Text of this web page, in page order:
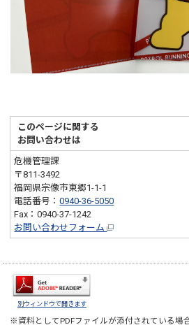
このページに関する
お問い合わせは
危機管理課
〒811-3492
福岡県宗像市東郷1-1-1
電話番号：0940-36-5050
Fax：0940-37-1242
お問い合わせフォーム
別ウィンドウで開きます
※資料としてPDFファイルが添付されている場